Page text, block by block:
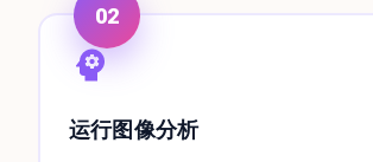
02
运行图像分析